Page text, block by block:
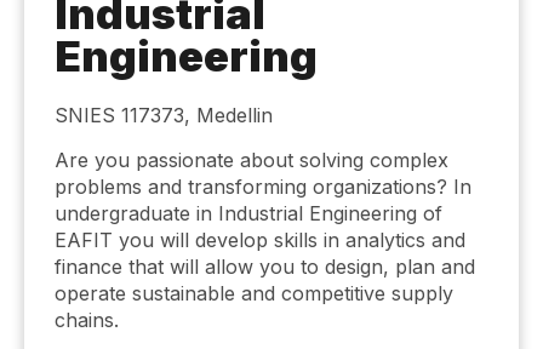
Industrial
Engineering
SNIES 117373, Medellin
Are you passionate about solving complex
problems and transforming organizations? In
undergraduate in Industrial Engineering of
EAFIT you will develop skills in analytics and
finance that will allow you to design, plan and
operate sustainable and competitive supply
chains.